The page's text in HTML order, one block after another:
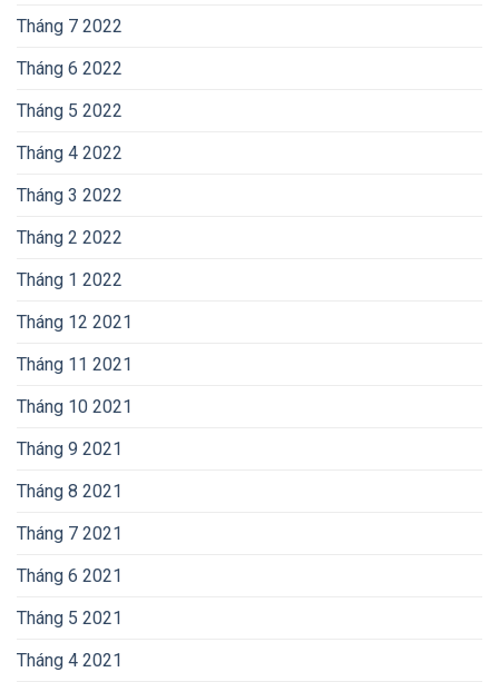
Tháng 7 2022
Tháng 6 2022
Tháng 5 2022
Tháng 4 2022
Tháng 3 2022
Tháng 2 2022
Tháng 1 2022
Tháng 12 2021
Tháng 11 2021
Tháng 10 2021
Tháng 9 2021
Tháng 8 2021
Tháng 7 2021
Tháng 6 2021
Tháng 5 2021
Tháng 4 2021